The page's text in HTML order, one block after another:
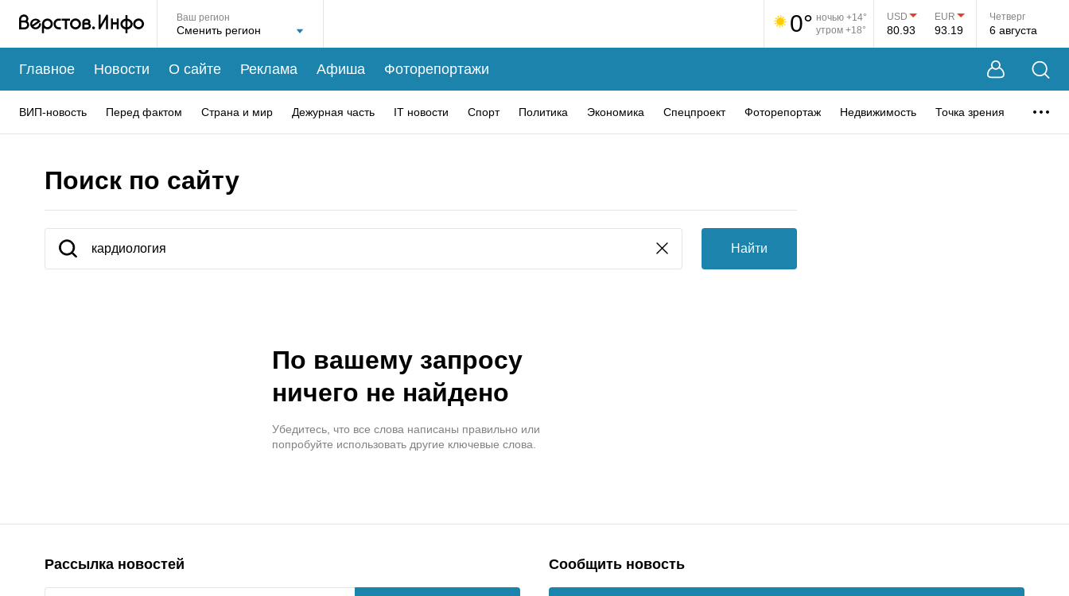
Ваш регион 0° ночью +14°
утром +18°
USD
80.93
EUR
93.19
Четверг
6 августа
Главное Новости О сайте Реклама Афиша Фоторепортажи
ВИП-новость Перед фактом Страна и мир Дежурная часть IT новости Спорт Политика Экономика Спецпроект Фоторепортаж Недвижимость Точка зрения
Поиск по сайту
Найти
По вашему запросу
ничего не найдено
Убедитесь, что все слова написаны правильно или
попробуйте использовать другие ключевые слова.
Рассылка новостей Сообщить новость